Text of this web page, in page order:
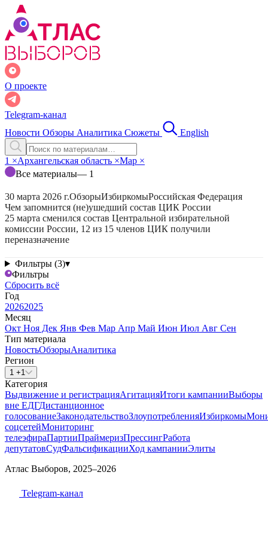
О проекте
Telegram-канал
Новости Обзоры Аналитика Сюжеты English
1 ×Архангельская область ×Мар ×
Все материалы— 1
30 марта 2026 г.ОбзорыИзбиркомыРоссийская Федерация
Чем запомнится (не)ушедший состав ЦИК России
25 марта сменился состав Центральной избирательной
комиссии России, 12 из 15 членов ЦИК получили
переназначение
Фильтры (3)▾
Фильтры
Сбросить всё
Год
20262025
Месяц
Окт Ноя Дек Янв Фев Мар Апр Май Июн Июл Авг Сен
Тип материала
НовостьОбзорыАналитика
Регион
1 +1
Категория
Выдвижение и регистрацияАгитацияИтоги кампанииВыборы
вне ЕДГДистанционное
голосованиеЗаконодательствоЗлоупотребленияИзбиркомы
соцсетейМониторинг
телеэфираПартииПраймеризПрессингРабота
депутатовСудФальсификацииХод кампанииЭлиты
Атлас Выборов, 2025–2026
Telegram-канал